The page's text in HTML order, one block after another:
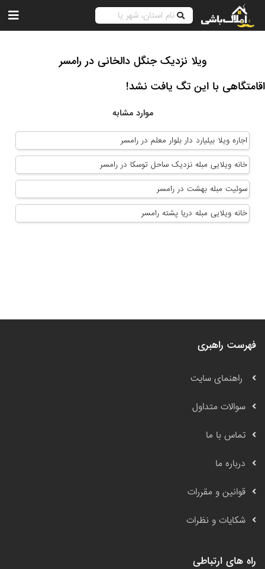
ویلا نزدیک جنگل دالخانی در رامسر
اقامتگاهی با این تگ یافت نشد!
موارد مشابه
اجاره ویلا بیلیارد دار بلوار معلم در رامسر
خانه ویلایی مبله نزدیک ساحل توسکا در رامسر
سوئیت مبله بهشت در رامسر
خانه ویلایی مبله دریا پشته رامسر
فهرست راهبری
راهنمای سایت
سوالات متداول
تماس با ما
درباره ما
قوانین و مقررات
شکایات و نظرات
راه های ارتباطی